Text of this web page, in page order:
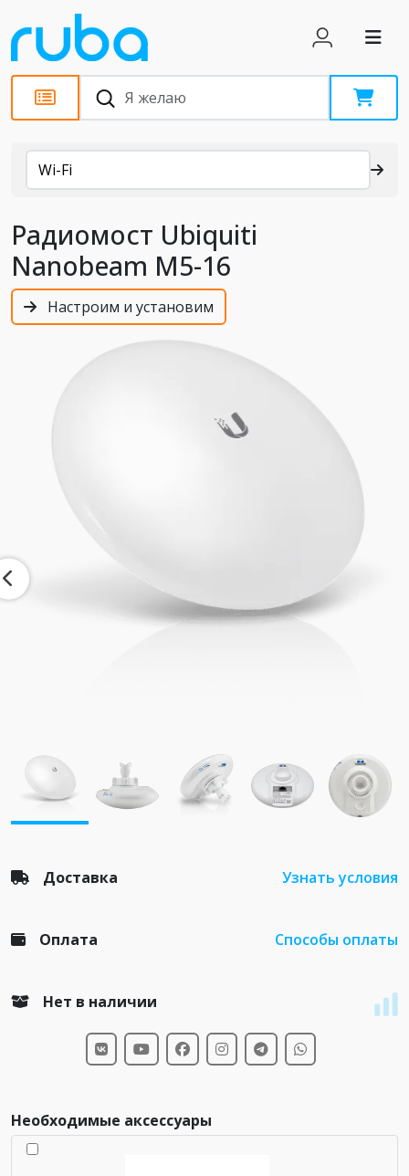
Каталог
Wi-Fi
Радиомост Ubiquiti
Nanobeam M5-16
Настроим и установим
Доставка Узнать условия
Оплата Способы оплаты
Нет в наличии
Необходимые аксессуары